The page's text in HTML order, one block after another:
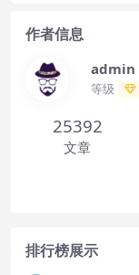
作者信息
admin
等级
25392
文章
排行榜展示